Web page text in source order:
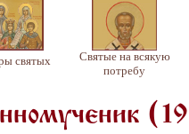
святых
Святые на всякую
потребу